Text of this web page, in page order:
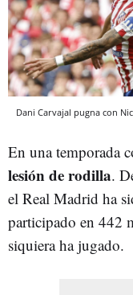
Dani Carvajal pugna con
En una temporada
lesión de rodilla.
el Real Madrid ha
participado en 442
siquiera ha jugado.